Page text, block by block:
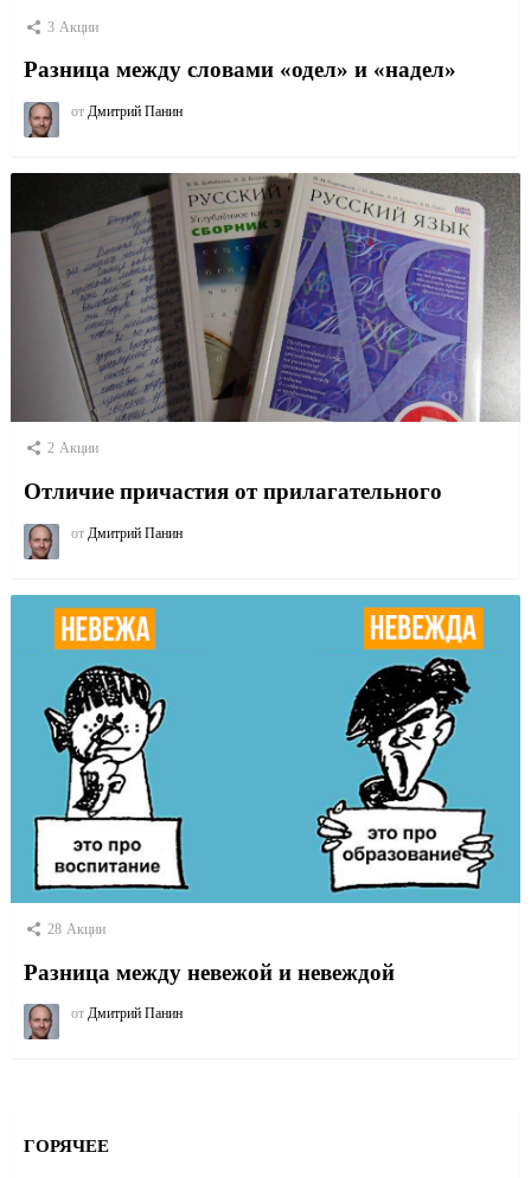
3 Акции
Разница между словами «одел» и «надел»
от Дмитрий Панин
2 Акции
Отличие причастия от прилагательного
от Дмитрий Панин
28 Акции
Разница между невежой и невеждой
от Дмитрий Панин
ГОРЯЧЕЕ